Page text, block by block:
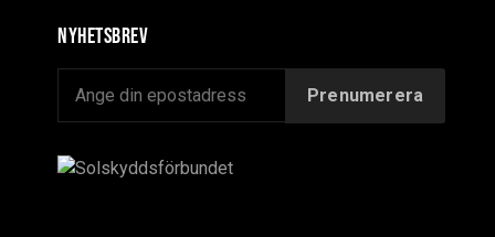
Nyhetsbrev